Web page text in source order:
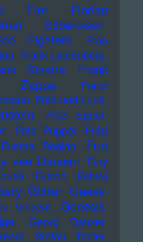
Fler
Florian
Silbereisen
Fighters
Fran
Frank Laufenberg
Sinatra
Frank
Zappa
Franz
Fred und Luna
Fritz Egner
Fritz Puppel
Fritzi
Fuerza Regida
Fun
van Dannen Fury
Fusion
Future
Glitter Geese
Vincent
Genesis
Georg Danzer
Stefan Troller